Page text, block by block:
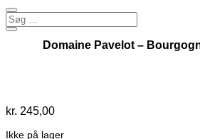
Domaine Pavelot –
kr. 245,00
Ikke på lager